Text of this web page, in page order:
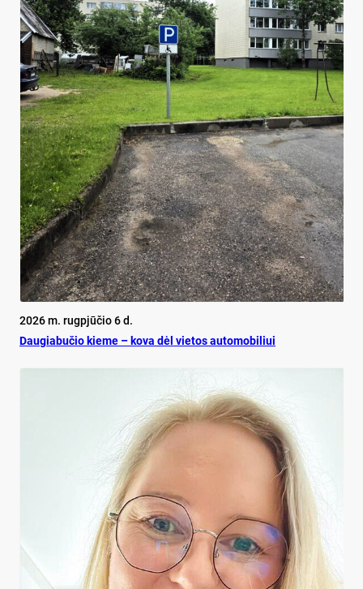
2026 m. rugpjūčio 6 d.
Dau­gia­bu­čio kie­me – ko­va dėl vie­tos au­to­mo­bi­liui